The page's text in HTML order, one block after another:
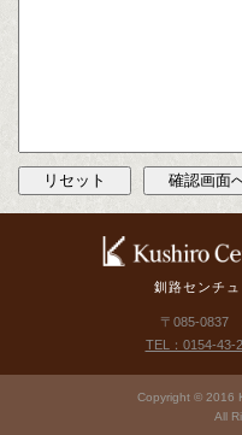
釧路センチ
〒085-0837
TEL：0154-43-
Copyright © 2016
All